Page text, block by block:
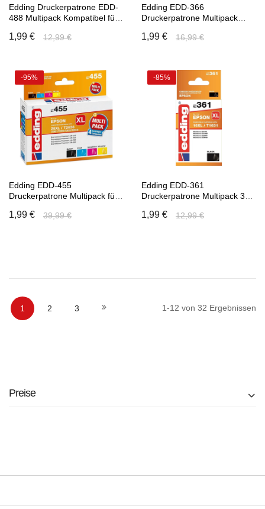
Preise
In den Warenkorb
Edding Druckerpatrone EDD-
488 Multipack Kompatibel für
1,99 € 12,99 €
In den Warenkorb
Edding EDD-366
Druckerpatrone Multipack
Schwarz
1,99 € 16,99 €
-95%
Edding EDD-455
Druckerpatrone Multipack für
T2633, T2634
1,99 € 39,99 €
-85%
Edding EDD-361
Druckerpatrone Multipack 361
2010, 2510, 2630
1,99 € 12,99 €
SeiteSie lesen gerade die Seite
1 2 3 Weiter 1-12 von 32 Ergebnissen